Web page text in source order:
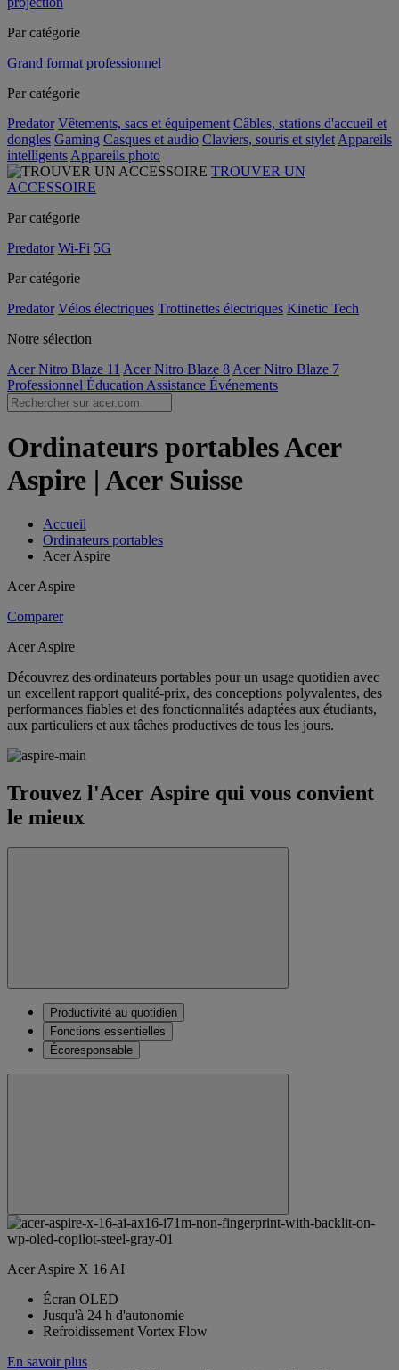
Par catégorie
Grand format professionnel
Par catégorie
Predator Vêtements, sacs et équipement Câbles, stations d'accueil et
dongles Gaming Casques et audio Claviers, souris et stylet Appareils
intelligents Appareils photo
TROUVER UN
ACCESSOIRE
Par catégorie
Predator Wi-Fi 5G
Par catégorie
Predator Vélos électriques Trottinettes électriques Kinetic Tech
Notre sélection
Acer Nitro Blaze 11 Acer Nitro Blaze 8 Acer Nitro Blaze 7
Professionnel Éducation Assistance Événements
Ordinateurs portables Acer
Aspire | Acer Suisse
Accueil
Ordinateurs portables
Acer Aspire
Acer Aspire
Comparer
Acer Aspire
Découvrez des ordinateurs portables pour un usage quotidien avec
un excellent rapport qualité-prix, des conceptions polyvalentes, des
performances fiables et des fonctionnalités adaptées aux étudiants,
aux particuliers et aux tâches productives de tous les jours.
Trouvez l'Acer Aspire qui vous convient
le mieux
Productivité au quotidien
Fonctions essentielles
Écoresponsable
Acer Aspire X 16 AI
Écran OLED
Jusqu'à 24 h d'autonomie
Refroidissement Vortex Flow
En savoir plus